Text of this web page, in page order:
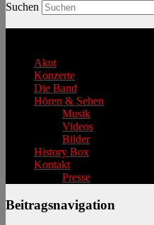
Suchen
Akut
Konzerte
Die Band
Hören & Sehen
Musik
Videos
Bilder
History Box
Kontakt
Presse
Beitragsnavigation